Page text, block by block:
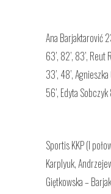
Ana Barjaktarović
63’, 82’, 83’, Reut
33’, 48’,
56’, Edyta Sobczyk
Sportis KKP (I
Karplyuk,
Giętkowska –